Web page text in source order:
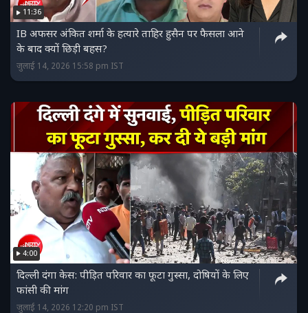
11:36
IB अफसर अंकित शर्मा के हत्यारे ताहिर हुसैन पर फैसला आने
के बाद क्यों छिड़ी बहस?
जुलाई 14, 2026 15:58 pm IST
4:00
दिल्‍ली दंगा केस: पीड़ित परिवार का फूटा गुस्सा, दोषियों के लिए
फांसी की मांग
जुलाई 14, 2026 12:20 pm IST